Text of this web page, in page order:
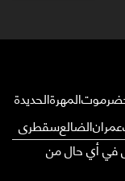
المهرةالحديدة
عمرانالضالعسقطرى
في أي حال من